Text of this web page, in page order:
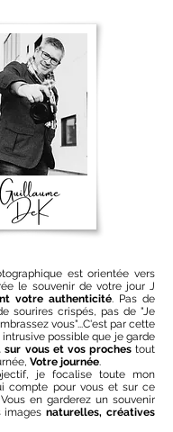
est orientée vers
le souvenir de votre jour J
votre authenticité. Pas de
sourires crispés, pas de "Je
vous"...C'est par cette
possible que je garde
sur vous et vos prochestout
Votre journée.
je focalise toute mon
compte pour vous et sur ce
en garderez un souvenir
imagesnaturelles, créatives